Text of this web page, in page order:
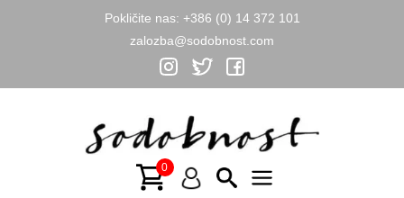
Pokličite nas: +386 (0) 14 372 101
zalozba@sodobnost.com